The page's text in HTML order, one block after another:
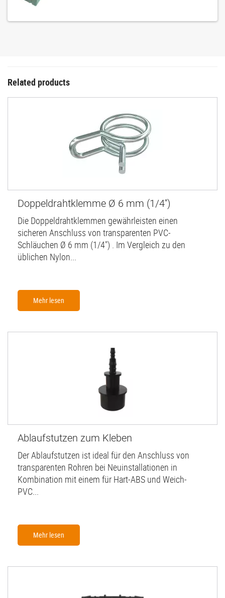
Related products
Doppeldrahtklemme Ø 6 mm (1/4'')
Die Doppeldrahtklemmen gewährleisten einen
sicheren Anschluss von transparenten PVC-
Schläuchen Ø 6 mm (1/4") . Im Vergleich zu den
üblichen Nylon...
Mehr lesen
Ablaufstutzen zum Kleben
Der Ablaufstutzen ist ideal für den Anschluss von
transparenten Rohren bei Neuinstallationen in
Kombination mit einem für Hart-ABS und Weich-
PVC...
Mehr lesen